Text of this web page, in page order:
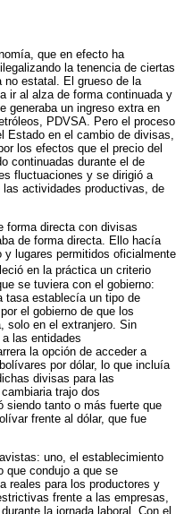
que en efecto ha
la tenencia de ciertas
no estatal. El grueso de la
ir al alza de forma continuada y
generaba un ingreso extra en
PDVSA. Pero el proceso
Estado en el cambio de divisas,
los efectos que el precio del
continuadas durante el de
fluctuaciones y se dirigió a
actividades productivas, de
forma directa con divisas
de forma directa. Ello hacía
lugares permitidos oficialmente
en la práctica un criterio
se tuviera con el gobierno:
tasa establecía un tipo de
el gobierno de que los
solo en el extranjero. Sin
las entidades
la opción de acceder a
por dólar, lo que incluía
divisas para las
trajo dos
siendo tanto o más fuerte que
frente al dólar, que fue
uno, el establecimiento
que condujo a que se
reales para los productores y
frente a las empresas,
la jornada laboral. Con el